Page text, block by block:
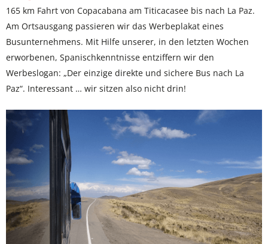
165 km Fahrt von Copacabana am Titicacasee bis nach La Paz.
Am Ortsausgang passieren wir das Werbeplakat eines
Busunternehmens. Mit Hilfe unserer, in den letzten Wochen
erworbenen, Spanischkenntnisse entziffern wir den
Werbeslogan: „Der einzige direkte und sichere Bus nach La
Paz“. Interessant … wir sitzen also nicht drin!